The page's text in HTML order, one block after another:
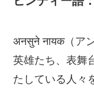
अनसुने नायक（ア
英雄たち、表舞
たしている人々